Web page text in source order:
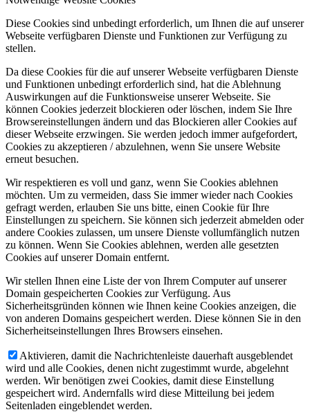
Diese Cookies sind unbedingt erforderlich, um Ihnen die auf unserer
Webseite verfügbaren Dienste und Funktionen zur Verfügung zu
stellen.
Da diese Cookies für die auf unserer Webseite verfügbaren Dienste
und Funktionen unbedingt erforderlich sind, hat die Ablehnung
Auswirkungen auf die Funktionsweise unserer Webseite. Sie
können Cookies jederzeit blockieren oder löschen, indem Sie Ihre
Browsereinstellungen ändern und das Blockieren aller Cookies auf
dieser Webseite erzwingen. Sie werden jedoch immer aufgefordert,
Cookies zu akzeptieren / abzulehnen, wenn Sie unsere Website
erneut besuchen.
Wir respektieren es voll und ganz, wenn Sie Cookies ablehnen
möchten. Um zu vermeiden, dass Sie immer wieder nach Cookies
gefragt werden, erlauben Sie uns bitte, einen Cookie für Ihre
Einstellungen zu speichern. Sie können sich jederzeit abmelden oder
andere Cookies zulassen, um unsere Dienste vollumfänglich nutzen
zu können. Wenn Sie Cookies ablehnen, werden alle gesetzten
Cookies auf unserer Domain entfernt.
Wir stellen Ihnen eine Liste der von Ihrem Computer auf unserer
Domain gespeicherten Cookies zur Verfügung. Aus
Sicherheitsgründen können wie Ihnen keine Cookies anzeigen, die
von anderen Domains gespeichert werden. Diese können Sie in den
Sicherheitseinstellungen Ihres Browsers einsehen.
Aktivieren, damit die Nachrichtenleiste dauerhaft ausgeblendet
wird und alle Cookies, denen nicht zugestimmt wurde, abgelehnt
werden. Wir benötigen zwei Cookies, damit diese Einstellung
gespeichert wird. Andernfalls wird diese Mitteilung bei jedem
Seitenladen eingeblendet werden.